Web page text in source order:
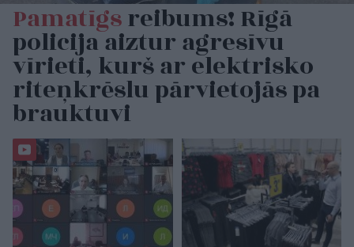
Pamatīgsreibums! Rīgā
policija aiztur agresīvu
vīrieti, kurš ar elektrisko
riteņkrēslu pārvietojās pa
brauktuvi